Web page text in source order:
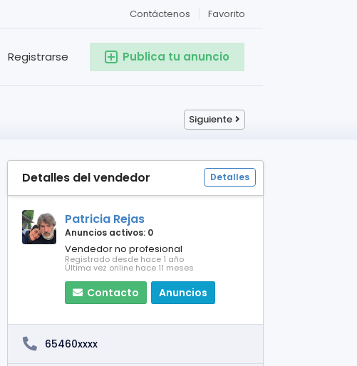
Favorito
Contáctenos
Publica tu anuncio
Registrarse
Siguiente
Detalles del vendedor Detalles
Patricia Rejas
Anuncios activos: 0
Vendedor no profesional
Registrado desde hace 1 año
Última vez online hace 11 meses
Contacto Anuncios
65460xxxx